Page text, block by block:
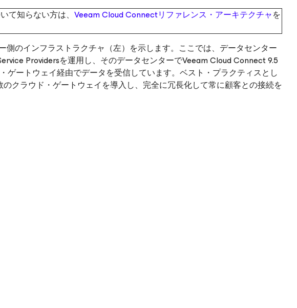
て知らない方は、 Veeam Cloud Connectリファレンス・アーキテクチャを
側のインフラストラクチャ（左）を示します。ここでは、データセンター
Providersを運用し、そのデータセンターでVeeam Cloud Connect 9.5
ゲートウェイ経由でデータを受信しています。ベスト・プラクティスとし
クラウド・ゲートウェイを導入し、完全に冗長化して常に顧客との接続を